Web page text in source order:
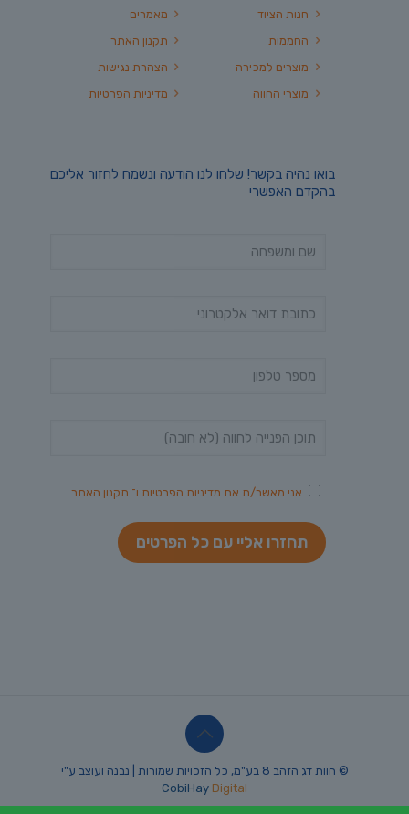
מאמרים
תקנון האתר
הצהרת נגישות
מדיניות הפרטיות
חנות הציוד
החממות
מוצרים למכירה
מוצרי החווה
בואו נהיה בקשר! שלחו לנו הודעה ונשמח לחזור אליכם
בהקדם האפשרי
אני מאשר/ת את מדיניות הפרטיותו־ תקנון האתר
© חוות דג הזהב 8 בע"מ, כל הזכויות שמורות | נבנה ועוצב ע"י
CobiHay Digital